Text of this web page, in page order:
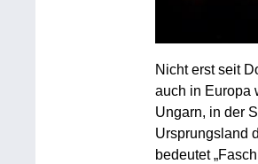
Nicht erst seit
auch in Europa
Ungarn, in der
Ursprungsland
bedeutet